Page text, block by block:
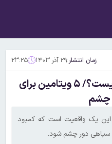
زمان انتشار:۲۹ آذر ۱۴۰۳ ۲۳:۲۵
علت تیرگی دور چشم چیست؟/ ۵ ویتامین برای
چشم
این یک واقعیت است که کمبود
سیاهی دور چشم شود.